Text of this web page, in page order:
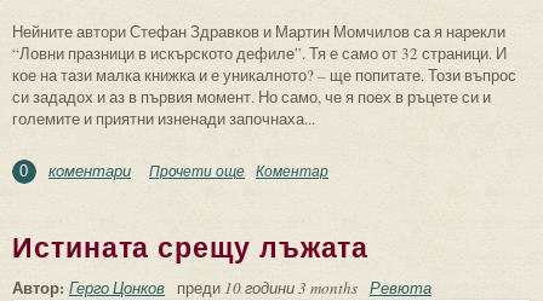
Нейните автори Стефан Здравков и Мартин Момчилов са я нарекли
“Ловни празници в искърското дефиле”. Тя е само от 32 страници. И
кое на тази малка книжка и е уникалното? – ще попитате. Този въпрос
си зададох и аз в първия момент. Но само, че я поех в ръцете си и
големите и приятни изненади започнаха...
0 коментари Прочети още about Една уникална книжка
Коментар
Истината срещу лъжата
Автор: Герго Цонков преди 10 години 3 months Ревюта